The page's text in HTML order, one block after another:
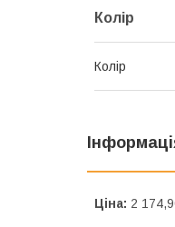
Колір
Колір
Ціна: 2